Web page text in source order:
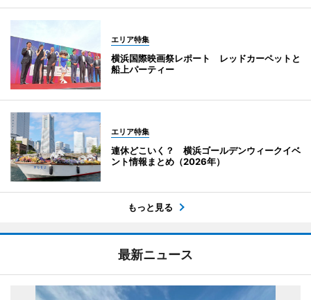
エリア特集
横浜国際映画祭レポート レッドカーペットと
船上パーティー
エリア特集
連休どこいく？ 横浜ゴールデンウィークイベ
ント情報まとめ（2026年）
もっと見る
最新ニュース